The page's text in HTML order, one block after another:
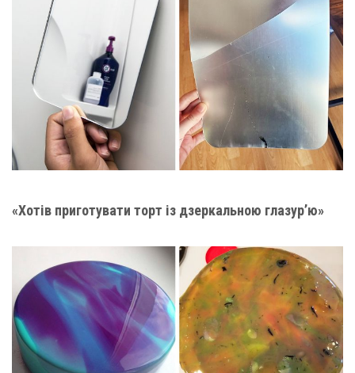
«Хотів приготувати торт із дзеркальною глазур’ю»